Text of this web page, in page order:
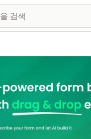
갤러리